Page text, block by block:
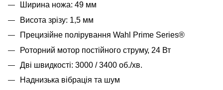
Ширина ножа: 49 мм
Висота зрізу: 1,5 мм
Прецизійне полірування Wahl Prime Series®
Роторний мотор постійного струму, 24 Вт
Дві швидкості: 3000 / 3400 об./хв.
Наднизька вібрація та шум